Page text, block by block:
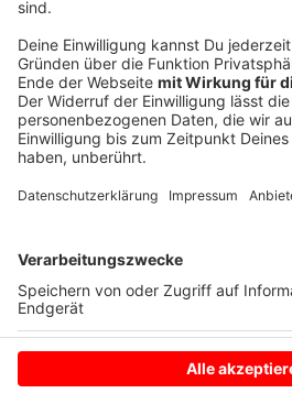
Das19. Filmfestival Münster
stattfinden.
Anzeige
Anzeige